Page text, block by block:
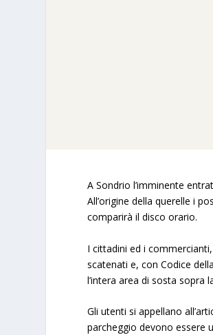
A Sondrio l’imminente
All’origine della querelle i
comparirà il disco orario.
I cittadini ed i
scatenati e, con Codice
l’intera area di sosta sopra
Gli utenti si appellano
parcheggio devono essere